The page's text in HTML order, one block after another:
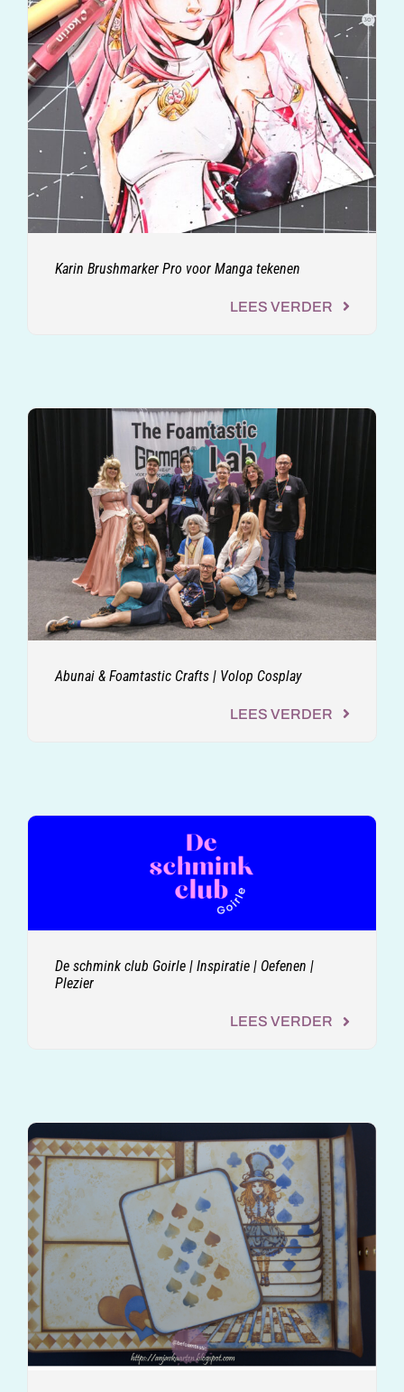
Karin Brushmarker Pro voor Manga tekenen
LEES VERDER
Abunai & Foamtastic Crafts | Volop Cosplay
LEES VERDER
De schmink club Goirle | Inspiratie | Oefenen |
Plezier
LEES VERDER